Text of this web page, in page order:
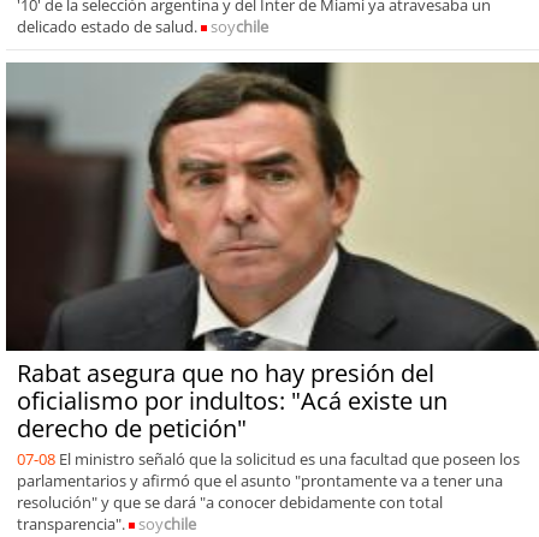
'10' de la selección argentina y del Inter de Miami ya atravesaba un
delicado estado de salud.
soychile
Rabat asegura que no hay presión del
oficialismo por indultos: "Acá existe un
derecho de petición"
07-08 El ministro señaló que la solicitud es una facultad que poseen los
parlamentarios y afirmó que el asunto "prontamente va a tener una
resolución" y que se dará "a conocer debidamente con total
transparencia".
soychile